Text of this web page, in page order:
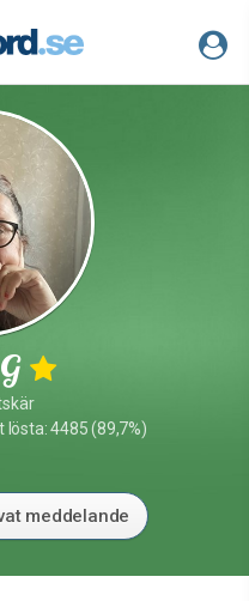
lösta: 4485 (89,7%)
meddelande